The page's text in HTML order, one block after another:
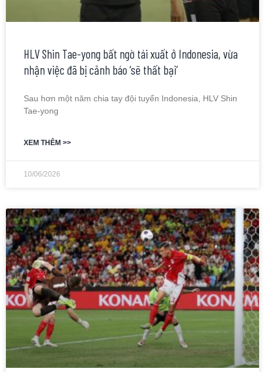
HLV Shin Tae-yong bất ngờ tái xuất ở Indonesia, vừa
nhận việc đã bị cảnh báo ‘sẽ thất bại’
Sau hơn một năm chia tay đội tuyển Indonesia, HLV Shin
Tae-yong
XEM THÊM >>
10/06/2026